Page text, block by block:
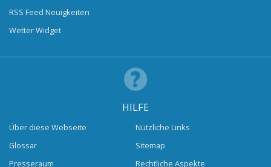
RSS Feed Neuigkeiten
Wetter Widget
HILFE
Über diese Webseite
Glossar
Presseraum
Nützliche Links
Sitemap
Rechtliche Aspekte